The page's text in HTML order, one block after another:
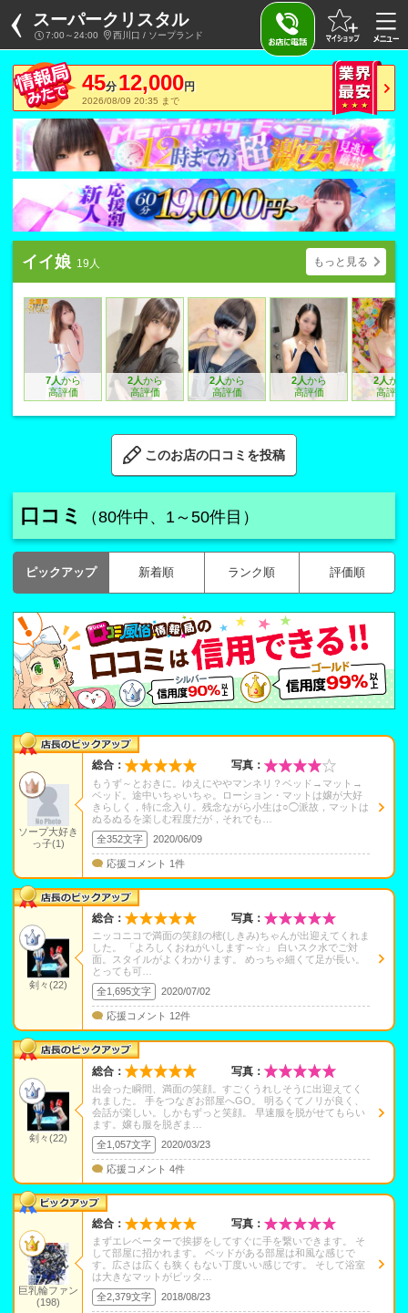
スーパークリスタル
7:00～24:00 西川口 / ソープランド
45分 12,000円
2026/08/09 20:35 まで
イイ娘 19人 もっと見る
7人から
高評価
2人から
高評価
2人から
高評価
2人から
高評価
2人から
高評価
このお店の口コミを投稿
口コミ （80件中、1～50件目）
ピックアップ 新着順 ランク順 評価順
ソープ大好き
っ子(1)
総合： 写真：
もうず～とおきに。ゆえにややマンネリ？ベッド→マット→
ベッド。途中いちゃいちゃ。ローション・マットは嬢が大好
きらしく，特に念入り。残念ながら小生は○◯派故，マットは
ぬるぬるを楽しむ程度だが，それでも…
全352文字
2020/06/09
応援コメント 1件
剣々(22)
総合： 写真：
ニッコニコで満面の笑顔の樒(しきみ)ちゃんが出迎えてくれま
した。 「よろしくおねがいします～☆」 白いスク水でご対
面。スタイルがよくわかります。 めっちゃ細くて足が長い。
とっても可…
全1,695文字
2020/07/02
応援コメント 12件
剣々(22)
総合： 写真：
出会った瞬間、満面の笑顔。すごくうれしそうに出迎えてく
れました。 手をつなぎお部屋へGO。 明るくてノリが良く、
会話が楽しい。しかもずっと笑顔。 早速服を脱がせてもらい
ます。嬢も服を脱ぎま…
全1,057文字
2020/03/23
応援コメント 4件
巨乳輪ファン
(198)
総合： 写真：
まずエレベーターで挨拶をしてすぐに手を繋いできます。 そ
して部屋に招かれます。 ベッドがある部屋は和風な感じで
す。広さは広くも狭くもない丁度いい感じです。 そして浴室
は大きなマットがピッタ…
全2,379文字
2018/08/23